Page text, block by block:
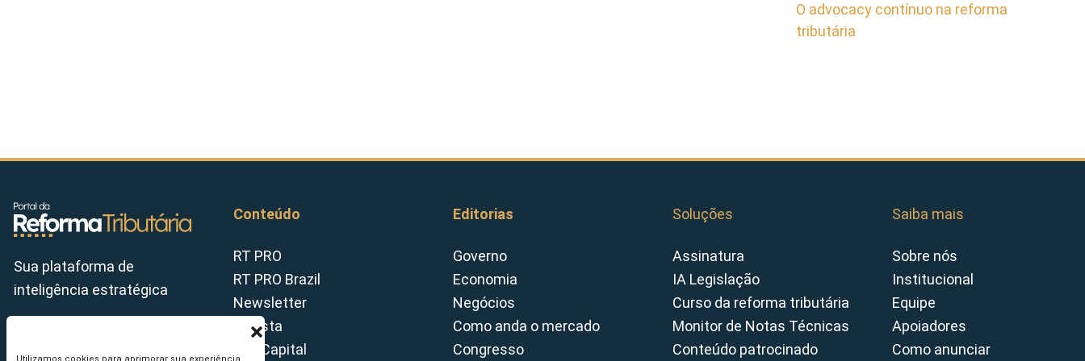
O advocacy contínuo na reforma
tributária
Sua plataforma de
inteligência estratégica
Conteúdo
RT PRO
RT PRO Brazil
Newsletter
Revista
Tax Capital
Editorias
Governo
Economia
Negócios
Como anda o mercado
Congresso
Soluções
Assinatura
IA Legislação
Curso da reforma tributária
Monitor de Notas Técnicas
Conteúdo patrocinado
Saiba mais
Sobre nós
Institucional
Equipe
Apoiadores
Como anunciar